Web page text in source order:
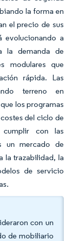
la forma en
el precio de sus
evolucionando a
la demanda de
modulares que
rápida. Las
terreno en
los programas
del ciclo de
con las
un mercado de
la trazabilidad, la
de servicio
con un
de mobiliario